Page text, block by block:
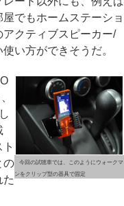
でもホームステーショ
クティブスピーカー/
い方ができそうだ。
今回の試聴車では、このようにウォークマ
ンをクリップ型の器具で固定
の
た